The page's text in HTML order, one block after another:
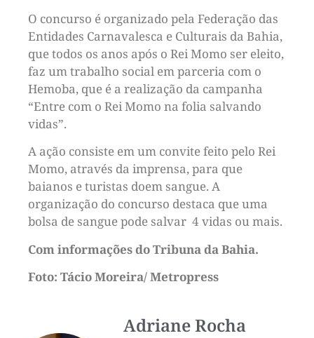
O concurso é organizado pela Federação das
Entidades Carnavalesca e Culturais da Bahia,
que todos os anos após o Rei Momo ser eleito,
faz um trabalho social em parceria com o
Hemoba, que é a realização da campanha
“Entre com o Rei Momo na folia salvando
vidas”.
A ação consiste em um convite feito pelo Rei
Momo, através da imprensa, para que
baianos e turistas doem sangue. A
organização do concurso destaca que uma
bolsa de sangue pode salvar 4 vidas ou mais.
Com informações do Tribuna da Bahia.
Foto: Tácio Moreira/ Metropress
Adriane Rocha